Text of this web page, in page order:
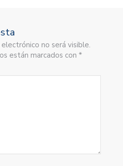
no será visible.
están marcados con *